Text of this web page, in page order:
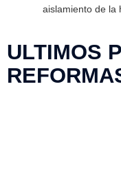
aislamiento de la
ULTIMOS